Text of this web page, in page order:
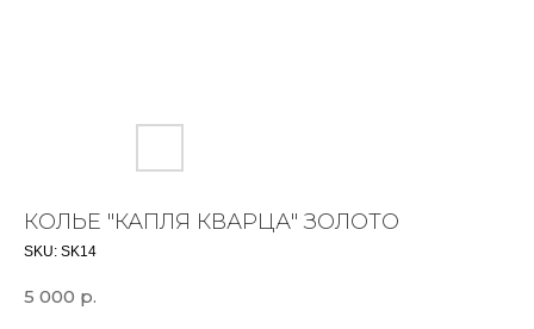
КОЛЬЕ "КАПЛЯ КВАРЦА" ЗОЛОТО
SKU: SK14
5 000 р.